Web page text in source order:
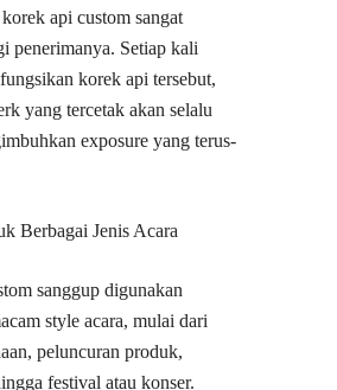
api custom sangat
penerimanya. Setiap kali
korek api tersebut,
yang tercetak akan selalu
exposure yang terus-
Berbagai Jenis Acara
sanggup digunakan
style acara, mulai dari
peluncuran produk,
festival atau konser.